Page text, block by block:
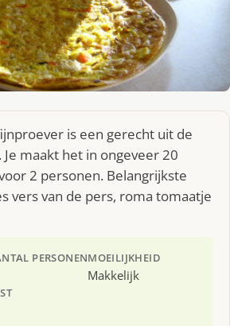
is een gerecht uit de
maakt het in ongeveer 20
2 personen. Belangrijkste
vers van de pers, roma tomaatje
PERSONENMOEILIJKHEID
Makkelijk